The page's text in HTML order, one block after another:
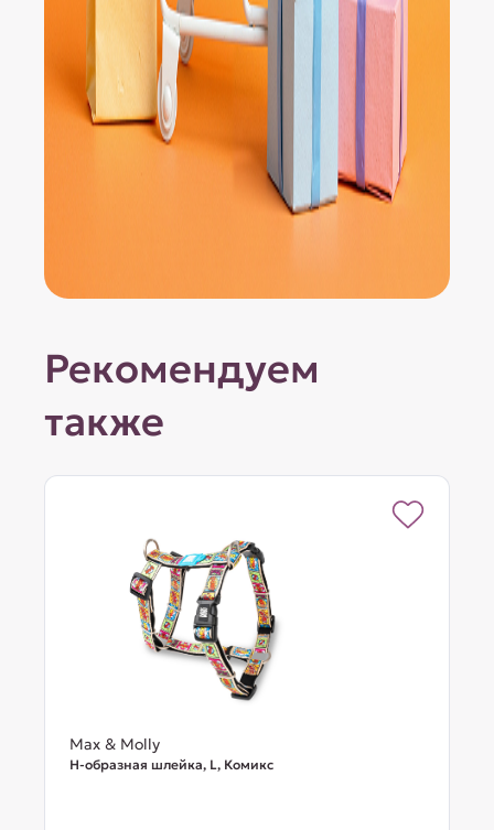
Рекомендуем
также
Max & Molly
Н-образная шлейка, L, Комикс